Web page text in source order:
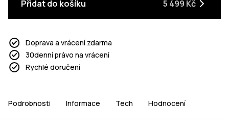
Přidat do košíku 5 499 Kč
Doprava a vrácení zdarma
30denní právo na vrácení
Rychlé doručení
Podrobnosti Informace Tech Hodnocení